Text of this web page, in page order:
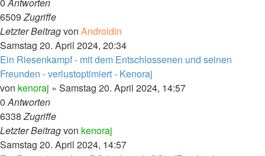
6509Zugriffe
Letzter Beitragvon Androidin
Samstag 20. April 2024, 20:34
Ein Riesenkampf - mit dem Entschlossenen und seinen
Freunden - verlustoptimiert - Kenoraj
von kenoraj » Samstag 20. April 2024, 14:57
0Antworten
6338Zugriffe
Letzter Beitragvon kenoraj
Samstag 20. April 2024, 14:57